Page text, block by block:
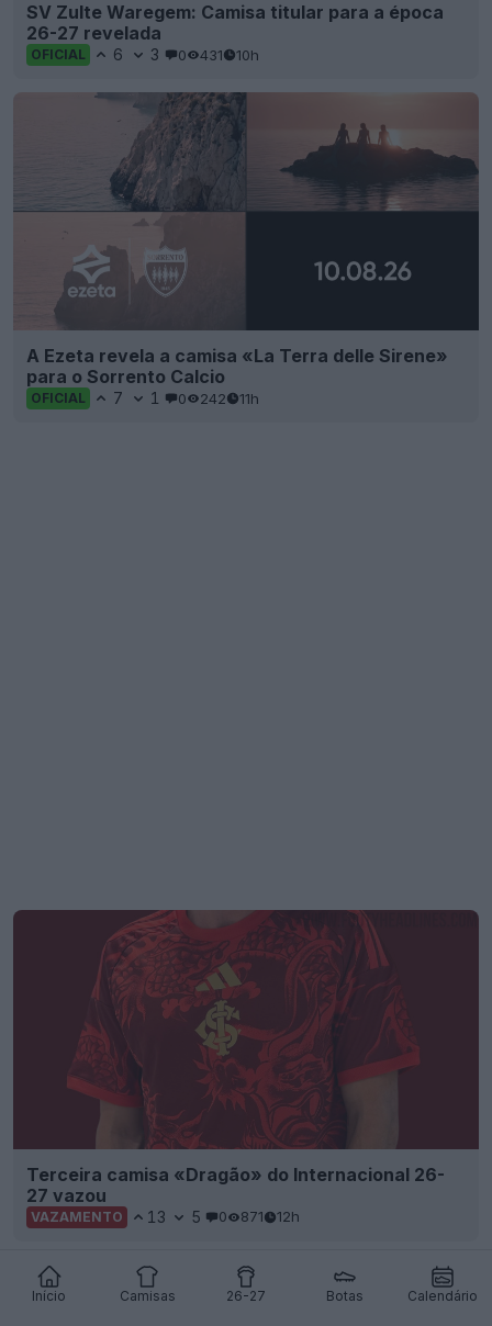
Início Camisas 26-27 Botas Calendário
SV Zulte Waregem: Camisa titular para a época
26-27 revelada
OFICIAL 6 3 0 431 10h
A Ezeta revela a camisa «La Terra delle Sirene»
para o Sorrento Calcio
OFICIAL 7 1 0 242 11h
Terceira camisa «Dragão» do Internacional 26-
27 vazou
VAZAMENTO 13 5 0 871 12h